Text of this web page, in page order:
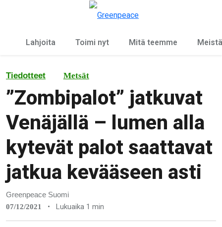
Lahjoita Toimi nyt Mitä teemme Meistä
Tiedotteet Metsät
”Zombipalot” jatkuvat
Venäjällä – lumen alla
kytevät palot saattavat
jatkua kevääseen asti
Greenpeace Suomi
07/12/2021 • Lukuaika 1 min